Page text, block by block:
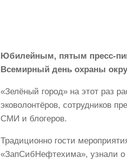
Юбилейным, пятым пресс-
Всемирный день охраны
«Зелёный город» на этот раз
эковолонтёров, сотрудников
СМИ и блогеров.
Традиционно гости
«ЗапСибНефтехима», узнали о